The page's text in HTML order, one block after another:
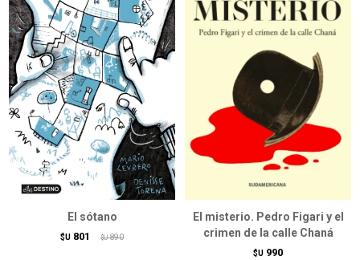
El sótano
$U 801 $U 890
El misterio. Pedro Figari y el
crimen de la calle Chaná
$U 990